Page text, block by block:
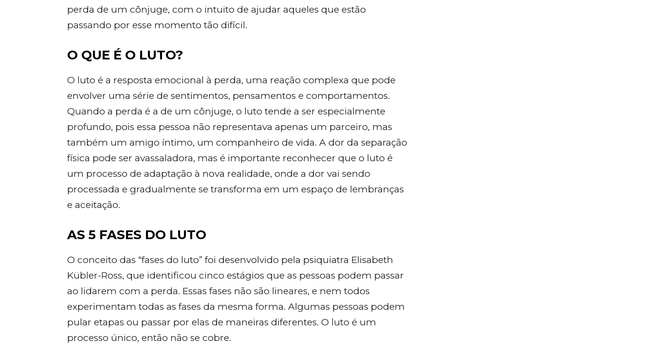
perda de um cônjuge, com o intuito de ajudar aqueles que estão
passando por esse momento tão difícil.
O QUE É O LUTO?
O luto é a resposta emocional à perda, uma reação complexa que pode
envolver uma série de sentimentos, pensamentos e comportamentos.
Quando a perda é a de um cônjuge, o luto tende a ser especialmente
profundo, pois essa pessoa não representava apenas um parceiro, mas
também um amigo íntimo, um companheiro de vida. A dor da separação
física pode ser avassaladora, mas é importante reconhecer que o luto é
um processo de adaptação à nova realidade, onde a dor vai sendo
processada e gradualmente se transforma em um espaço de lembranças
e aceitação.
AS 5 FASES DO LUTO
O conceito das “fases do luto” foi desenvolvido pela psiquiatra Elisabeth
Kübler-Ross, que identificou cinco estágios que as pessoas podem passar
ao lidarem com a perda. Essas fases não são lineares, e nem todos
experimentam todas as fases da mesma forma. Algumas pessoas podem
pular etapas ou passar por elas de maneiras diferentes. O luto é um
processo único, então não se cobre.